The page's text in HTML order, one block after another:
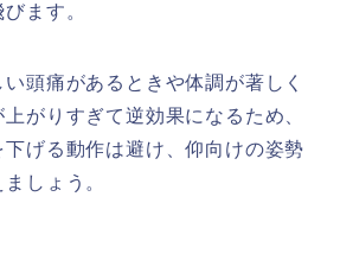
ます。
頭痛があるときや体調が著しく
がりすぎて逆効果になるため、
げる動作は避け、仰向けの姿勢
しょう。